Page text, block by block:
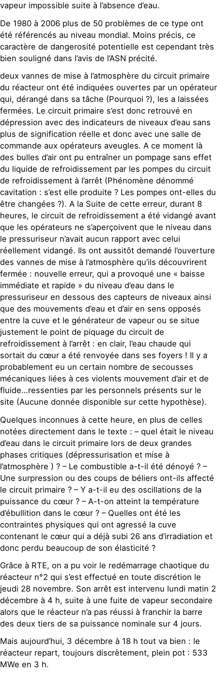
vapeur impossible suite à l’absence d’eau.
De 1980 à 2006 plus de 50 problèmes de ce type ont
été référencés au niveau mondial. Moins précis, ce
caractère de dangerosité potentielle est cependant très
bien souligné dans l’avis de l’ASN précité.
deux vannes de mise à l’atmosphère du circuit primaire
du réacteur ont été indiquées ouvertes par un opérateur
qui, dérangé dans sa tâche (Pourquoi ?), les a laissées
fermées. Le circuit primaire s’est donc retrouvé en
dépression avec des indicateurs de niveaux d’eau sans
plus de signification réelle et donc avec une salle de
commande aux opérateurs aveugles. A ce moment là
des bulles d’air ont pu entraîner un pompage sans effet
du liquide de refroidissement par les pompes du circuit
de refroidissement à l’arrêt (Phénomène dénommé
cavitation : s’est elle produite ? Les pompes ont-elles du
être changées ?). A la Suite de cette erreur, durant 8
heures, le circuit de refroidissement a été vidangé avant
que les opérateurs ne s’aperçoivent que le niveau dans
le pressuriseur n’avait aucun rapport avec celui
réellement vidangé. Ils ont aussitôt demandé l’ouverture
des vannes de mise à l’atmosphère qu’ils découvrirent
fermée : nouvelle erreur, qui a provoqué une « baisse
immédiate et rapide » du niveau d’eau dans le
pressuriseur en dessous des capteurs de niveaux ainsi
que des mouvements d’eau et d’air en sens opposés
entre la cuve et le générateur de vapeur ou se situe
justement le point de piquage du circuit de
refroidissement à l’arrêt : en clair, l’eau chaude qui
sortait du cœur a été renvoyée dans ses foyers ! Il y a
probablement eu un certain nombre de secousses
mécaniques liées à ces violents mouvement d’air et de
fluide…ressenties par les personnels présents sur le
site (Aucune donnée disponible sur cette hypothèse).
Quelques inconnues à cette heure, en plus de celles
notées directement dans le texte : – quel était le niveau
d’eau dans le circuit primaire lors de deux grandes
phases critiques (dépressurisation et mise à
l’atmosphère ) ? – Le combustible a-t-il été dénoyé ? –
Une surpression ou des coups de béliers ont-ils affecté
le circuit primaire ? – Y a-t-il eu des oscillations de la
puissance du cœur ? – A-t-on atteint la température
d’ébullition dans le cœur ? – Quelles ont été les
contraintes physiques qui ont agressé la cuve
contenant le cœur qui a déjà subi 26 ans d’irradiation et
donc perdu beaucoup de son élasticité ?
Grâce à RTE, on a pu voir le redémarrage chaotique du
réacteur n°2 qui s’est effectué en toute discrétion le
jeudi 28 novembre. Son arrêt est intervenu lundi matin 2
décembre à 4 h, suite à une fuite de vapeur secondaire
alors que le réacteur n’a pas réussi à franchir la barre
des deux tiers de sa puissance nominale sur 4 jours.
Mais aujourd’hui, 3 décembre à 18 h tout va bien : le
réacteur repart, toujours discrètement, plein pot : 533
MWe en 3 h.